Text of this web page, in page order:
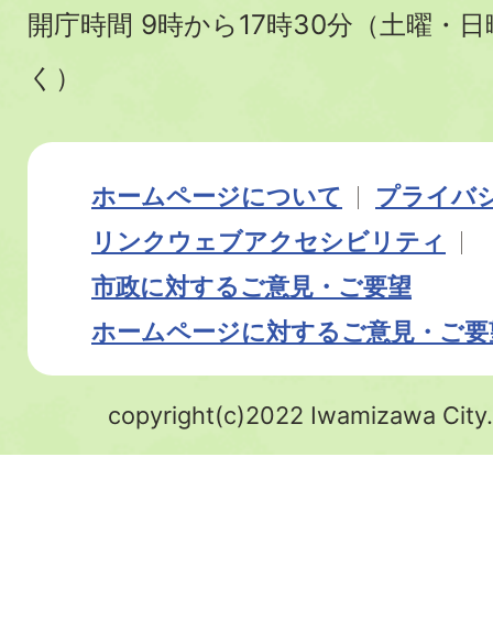
開庁時間 9時から17時30分（土曜・
く）
ホームページについて
プライバ
リンク ウェブアクセシビリティ
市政に対するご意見・ご要望
ホームページに対するご意見・ご
copyright(c)2022 Iwamizawa